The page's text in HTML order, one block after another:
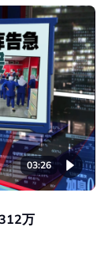
03:26
万